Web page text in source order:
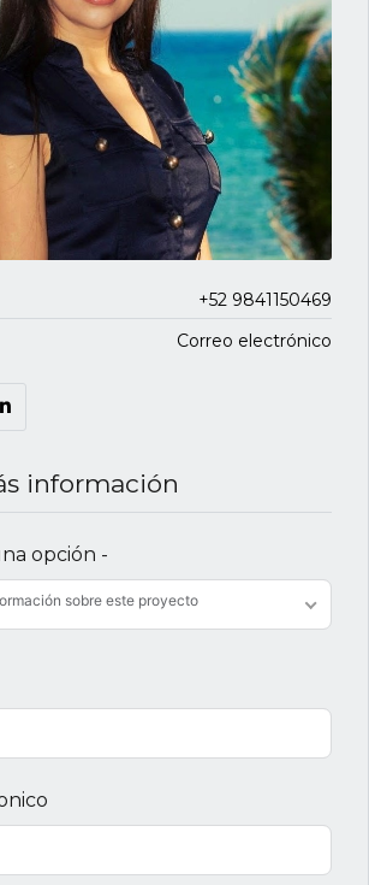
+52 9841150469
Correo electrónico
información
opción -
sobre este proyecto